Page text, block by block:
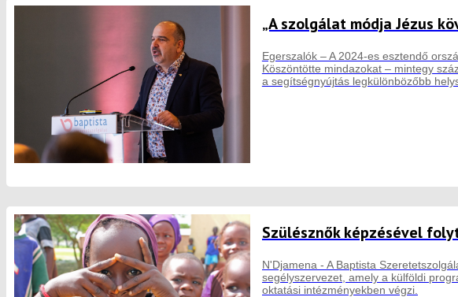
„A szolgálat módja Jézus
Egerszalók – A 2024-es esztendő
Köszöntötte mindazokat – mintegy
a segítségnyújtás legkülönbözőbb
Szülésznők képzésével
N'Djamena - A Baptista
segélyszervezet, amely a külföldi
oktatási intézményekben végzi.